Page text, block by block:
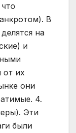
В
на
и
от их
они
4.
Эти
были